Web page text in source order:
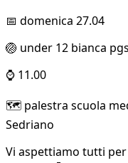
📅 domenica 27.04
🏐 under 12 bianca pgs
⌚ 11.00
🗺️ palestra scuola
Sedriano
Vi aspettiamo tutti